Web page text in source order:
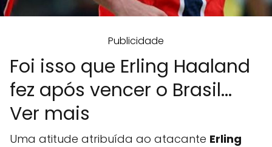
Publicidade
Foi isso que Erling Haaland
fez após vencer o Brasil...
Ver mais
Uma atitude atribuída ao atacante Erling